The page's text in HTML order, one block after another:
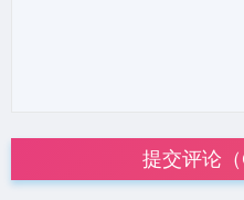
提交评论（